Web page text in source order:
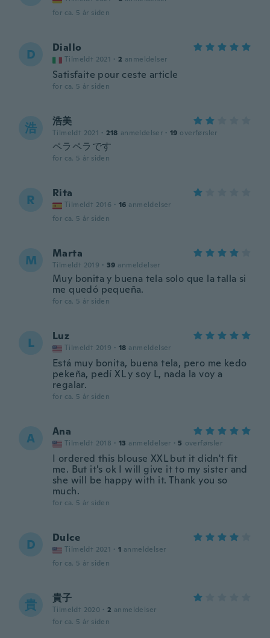
for ca. 5 år siden
D Diallo
Tilmeldt 2021 · 2 anmeldelser
Satisfaite pour ceste article
for ca. 5 år siden
浩 浩美
Tilmeldt 2021 · 218 anmeldelser · 19 overførsler
ペラペラです
for ca. 5 år siden
R Rita
Tilmeldt 2016 · 16 anmeldelser
for ca. 5 år siden
M Marta
Tilmeldt 2019 · 39 anmeldelser
Muy bonita y buena tela solo que la talla si
me quedó pequeña.
for ca. 5 år siden
L Luz
Tilmeldt 2019 · 18 anmeldelser
Está muy bonita, buena tela, pero me kedo
pekeña, pedí XL y soy L, nada la voy a
regalar.
for ca. 5 år siden
A Ana
Tilmeldt 2018 · 13 anmeldelser · 5 overførsler
I ordered this blouse XXL but it didn't fit
me. But it's ok I will give it to my sister and
she will be happy with it. Thank you so
much.
for ca. 5 år siden
D Dulce
Tilmeldt 2021 · 1 anmeldelser
for ca. 5 år siden
貴 貴子
Tilmeldt 2020 · 2 anmeldelser
for ca. 5 år siden